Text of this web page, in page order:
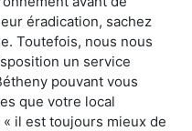
éradication, sachez
Toutefois, nous nous
un service
pouvant vous
que votre local
« il est toujours mieux de